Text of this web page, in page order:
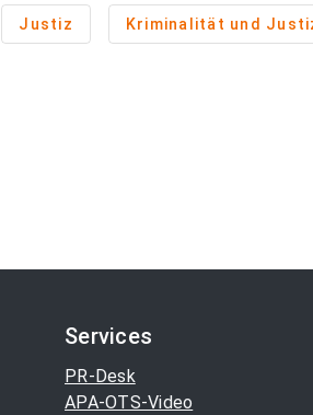
Justiz Kriminalität und
Services
PR-Desk
APA-OTS-Video